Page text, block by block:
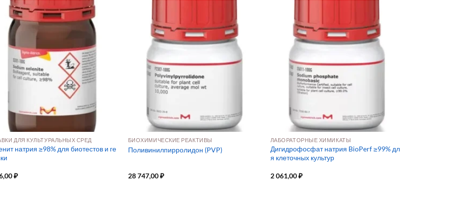
ДЛЯ КУЛЬТУРАЛЬНЫХ СРЕД
натрия ≥98% для биотестов и ге
₽
БИОХИМИЧЕСКИЕ РЕАКТИВЫ
Поливинилпирролидон (PVP)
28 747,00₽
ЛАБОРАТОРНЫЕ ХИМИКАТЫ
Дигидрофосфат натрия BioPerf ≥99% дл
я клеточных культур
2 061,00₽